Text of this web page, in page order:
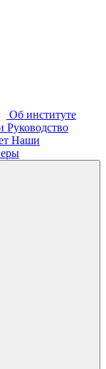
Об институте
Руководство
Наши